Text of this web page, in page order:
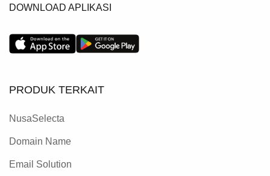
DOWNLOAD APLIKASI
PRODUK TERKAIT
NusaSelecta
Domain Name
Email Solution